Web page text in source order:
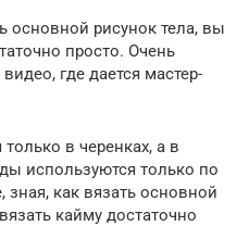
основной рисунок тела, вы
просто. Очень
где дается мастер-
в черенках, а в
используются только по
как вязать основной
кайму достаточно